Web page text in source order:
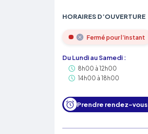
HORAIRES D’OUVERTURE
Fermé pour l’instant
Du Lundi au Samedi :
8h00 à 12h00
14h00 à 18h00
Prendre rendez-vous